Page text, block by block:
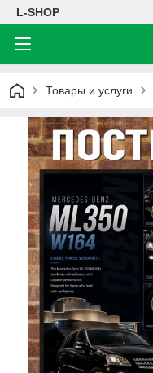
L-SHOP
Товары и услуги